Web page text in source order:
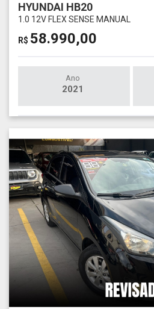
HYUNDAI HB20
1.0 12V FLEX SENSE MANUAL
R$ 58.990,00
Ano
2021